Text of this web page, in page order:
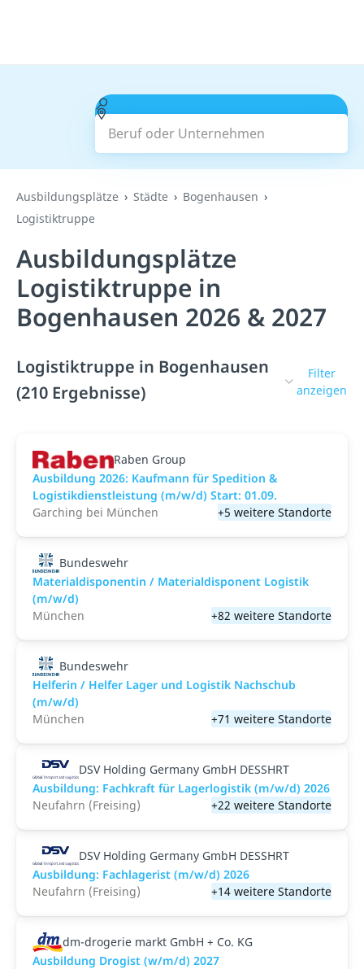
Beruf oder Unternehmen
Suchen
Ausbildungsplätze Städte
Bogenhausen
Logistiktruppe
Ausbildungsplätze
Logistiktruppe in
Bogenhausen 2026 & 2027
Logistiktruppe in Bogenhausen
(210 Ergebnisse)
Filter
anzeigen
Raben Group
Ausbildung 2026: Kaufmann für Spedition &
Logistikdienstleistung (m/w/d) Start: 01.09.​
Garching bei München
+5 weitere Standorte
Bundeswehr
Materialdisponentin / Materialdisponent Logistik
(m/w/d)
München
+82 weitere Standorte
Bundeswehr
Helferin / Helfer Lager und Logistik Nachschub
(m/w/d)
München
+71 weitere Standorte
DSV Holding Germany GmbH DESSHRT
Ausbildung: Fachkraft für Lagerlogistik (m/w/d) 2026
Neufahrn (Freising)
+22 weitere Standorte
DSV Holding Germany GmbH DESSHRT
Ausbildung: Fachlagerist (m/w/d) 2026
Neufahrn (Freising)
+14 weitere Standorte
dm-drogerie markt GmbH + Co. KG
Ausbildung Drogist (w/m/d) 2027